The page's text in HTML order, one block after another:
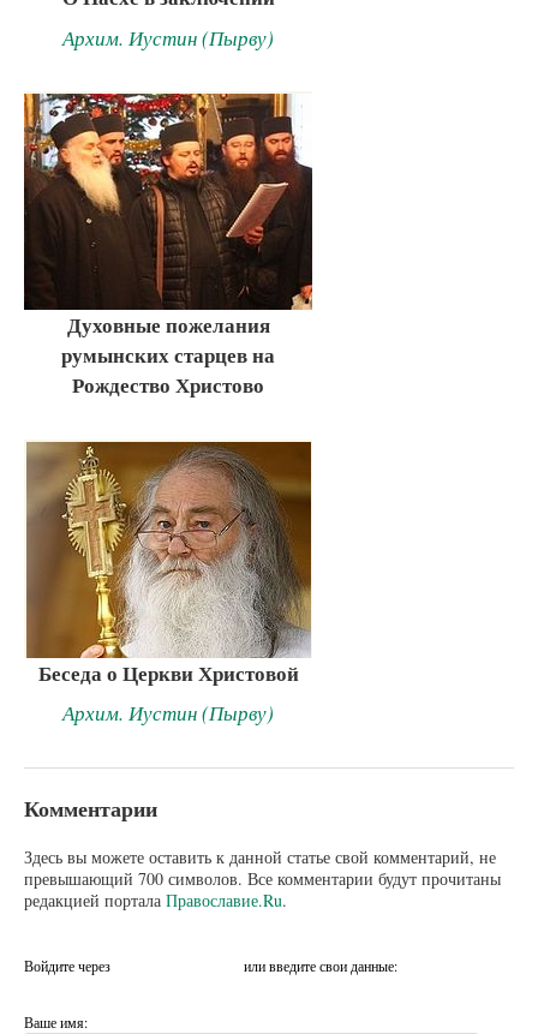
Архим. Иустин (Пырву)
Духовные пожелания
румынских старцев на
Рождество Христово
Беседа о Церкви Христовой
Архим. Иустин (Пырву)
Комментарии
Здесь вы можете оставить к данной статье свой комментарий, не
превышающий 700 символов. Все комментарии будут прочитаны
редакцией портала Православие.Ru.
Войдите через или введите свои данные:
Ваше имя: